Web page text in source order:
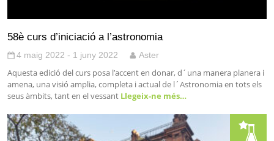
58è curs d’iniciació a l’astronomia
4 maig 2022 - 1 juny 2022 Aster
Aquesta edició del curs posa l’accent en donar, d´una manera planera i
amena, una visió amplia, completa i actual de l´Astronomia en tots els
seus àmbits, tant en el vessant Llegeix-ne més…